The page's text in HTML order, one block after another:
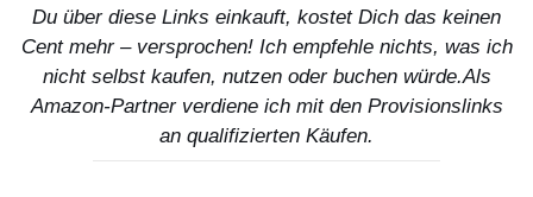
Du über diese Links einkauft, kostet Dich das keinen
Cent mehr – versprochen! Ich empfehle nichts, was ich
nicht selbst kaufen, nutzen oder buchen würde.Als
Amazon-Partner verdiene ich mit den Provisionslinks
an qualifizierten Käufen.